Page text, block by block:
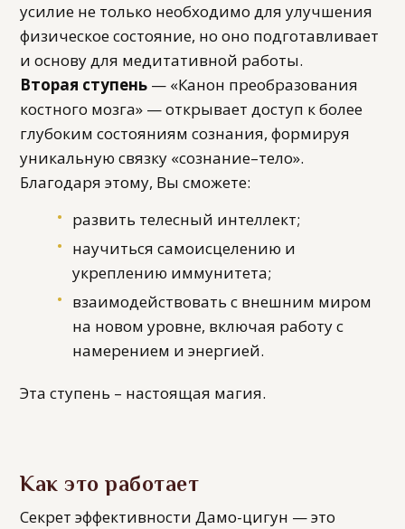
усилие не только необходимо для улучшения
физическое состояние, но оно подготавливает
и основу для медитативной работы.
Вторая ступень — «Канон преобразования
костного мозга» — открывает доступ к более
глубоким состояниям сознания, формируя
уникальную связку «сознание–тело».
Благодаря этому, Вы сможете:
развить телесный интеллект;
научиться самоисцелению и
укреплению иммунитета;
взаимодействовать с внешним миром
на новом уровне, включая работу с
намерением и энергией.
Эта ступень – настоящая магия.
Как это работает
Секрет эффективности Дамо-цигун — это